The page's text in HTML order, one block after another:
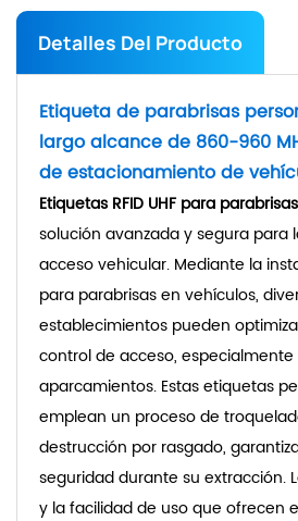
Detalles Del Producto
Etiqueta de parabrisas
largo alcance de 860-960
de estacionamiento de
Etiquetas RFID UHF para parabrisas
solución avanzada y segura para
acceso vehicular. Mediante la
para parabrisas en vehículos,
establecimientos pueden
control de acceso,
aparcamientos. Estas etiquetas
emplean un proceso de
destrucción por rasgado,
seguridad durante su extracción.
y la facilidad de uso que ofrecen